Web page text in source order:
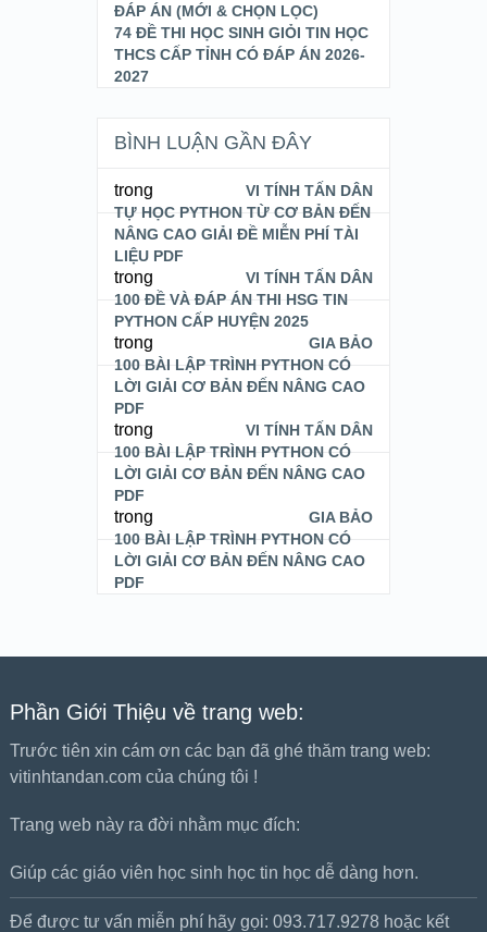
ĐÁP ÁN (MỚI & CHỌN LỌC)
74 ĐỀ THI HỌC SINH GIỎI TIN HỌC
THCS CẤP TỈNH CÓ ĐÁP ÁN 2026-
2027
BÌNH LUẬN GẦN ĐÂY
VI TÍNH TẤN DÂN
trong
TỰ HỌC PYTHON TỪ CƠ BẢN ĐẾN
NÂNG CAO GIẢI ĐỀ MIỄN PHÍ TÀI
LIỆU PDF
VI TÍNH TẤN DÂN
trong
100 ĐỀ VÀ ĐÁP ÁN THI HSG TIN
PYTHON CẤP HUYỆN 2025
GIA BẢO
trong
100 BÀI LẬP TRÌNH PYTHON CÓ
LỜI GIẢI CƠ BẢN ĐẾN NÂNG CAO
PDF
VI TÍNH TẤN DÂN
trong
100 BÀI LẬP TRÌNH PYTHON CÓ
LỜI GIẢI CƠ BẢN ĐẾN NÂNG CAO
PDF
GIA BẢO
trong
100 BÀI LẬP TRÌNH PYTHON CÓ
LỜI GIẢI CƠ BẢN ĐẾN NÂNG CAO
PDF
Phần Giới Thiệu về trang web:
Trước tiên xin cám ơn các bạn đã ghé thăm trang web:
vitinhtandan.com của chúng tôi !
Trang web này ra đời nhằm mục đích:
Giúp các giáo viên học sinh học tin học dễ dàng hơn.
Để được tư vấn miễn phí hãy gọi: 093.717.9278 hoặc kết